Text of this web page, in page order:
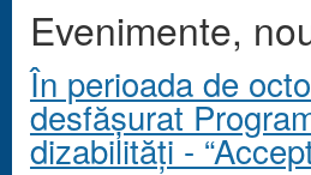
Evenimente,
În perioada de
desfăşurat
dizabilități -